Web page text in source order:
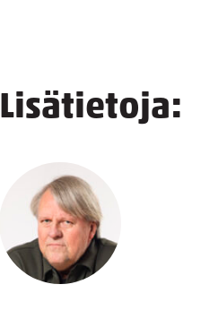
Lisätietoja: